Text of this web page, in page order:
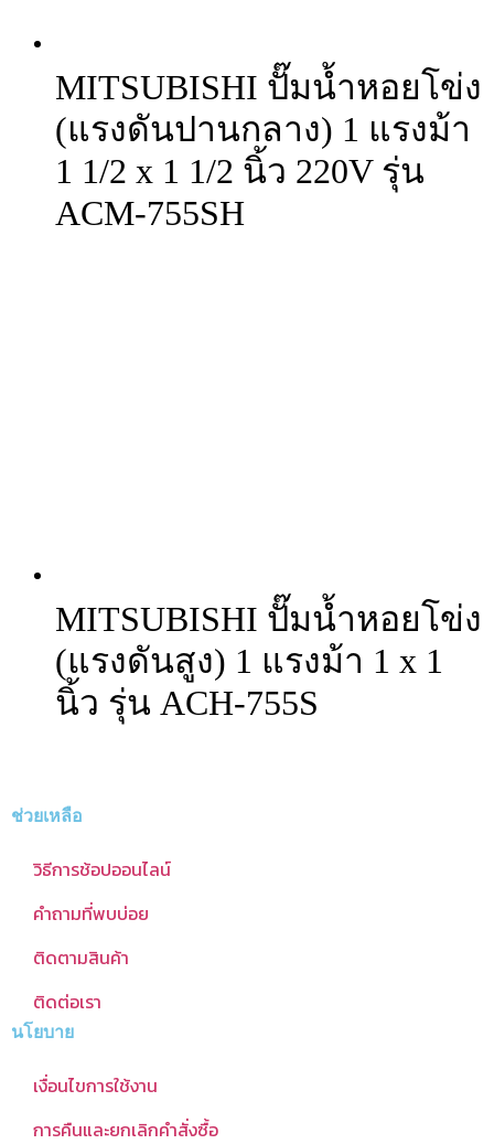
MITSUBISHI ปั๊มน้ำหอยโข่ง
(แรงดันปานกลาง) 1 แรงม้า
1 1/2 x 1 1/2 นิ้ว 220V รุ่น
ACM-755SH
MITSUBISHI ปั๊มน้ำหอยโข่ง
(แรงดันสูง) 1 แรงม้า 1 x 1
นิ้ว รุ่น ACH-755S
ช่วยเหลือ
วิธีการช้อปออนไลน์
คำถามที่พบบ่อย
ติดตามสินค้า
ติดต่อเรา
นโยบาย
เงื่อนไขการใช้งาน
การคืนและยกเลิกคำสั่งซื้อ